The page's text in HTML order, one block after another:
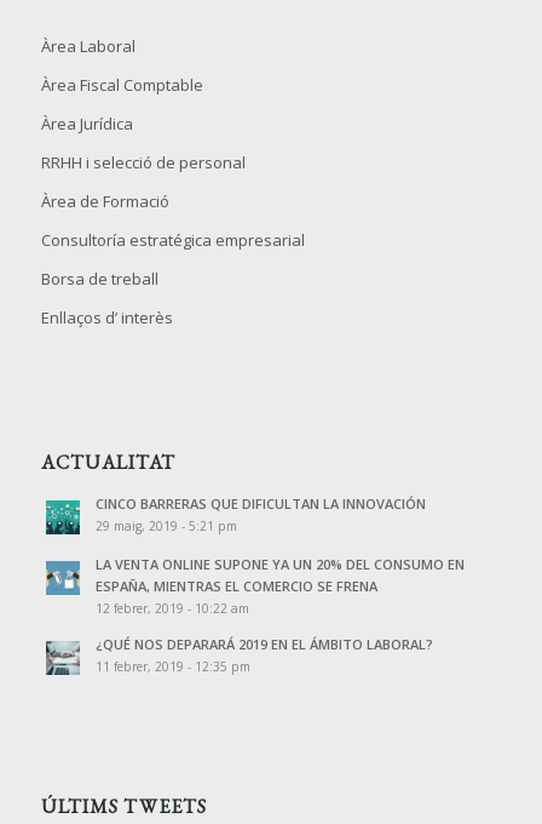
Àrea Laboral
Àrea Fiscal Comptable
Àrea Jurídica
RRHH i selecció de personal
Àrea de Formació
Consultoría estratégica empresarial
Borsa de treball
Enllaços d’ interès
ACTUALITAT
CINCO BARRERAS QUE DIFICULTAN LA INNOVACIÓN
29 maig, 2019 - 5:21 pm
LA VENTA ONLINE SUPONE YA UN 20% DEL CONSUMO EN
ESPAÑA, MIENTRAS EL COMERCIO SE FRENA
12 febrer, 2019 - 10:22 am
¿QUÉ NOS DEPARARÁ 2019 EN EL ÁMBITO LABORAL?
11 febrer, 2019 - 12:35 pm
ÚLTIMS TWEETS